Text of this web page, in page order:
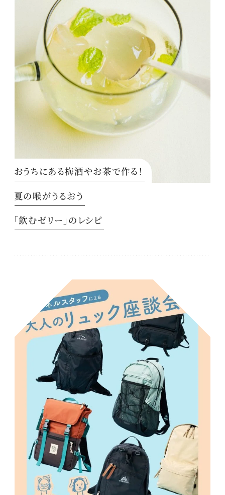
おうちにある梅酒やお茶で作る！
夏の喉がうるおう
「飲むゼリー」のレシピ